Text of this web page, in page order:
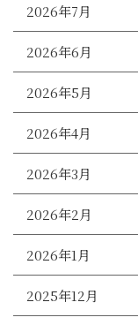
2026年7月
2026年6月
2026年5月
2026年4月
2026年3月
2026年2月
2026年1月
2025年12月